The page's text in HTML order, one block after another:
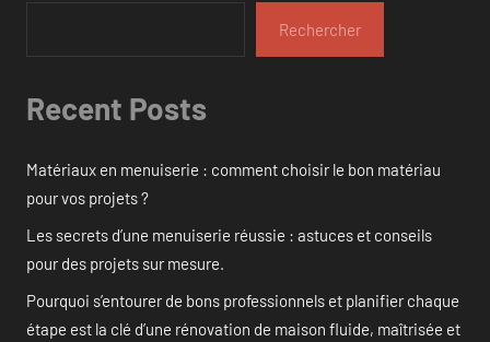
Rechercher
Recent Posts
Matériaux en menuiserie : comment choisir le bon matériau
pour vos projets ?
Les secrets d’une menuiserie réussie : astuces et conseils
pour des projets sur mesure.
Pourquoi s’entourer de bons professionnels et planifier chaque
étape est la clé d’une rénovation de maison fluide, maîtrisée et